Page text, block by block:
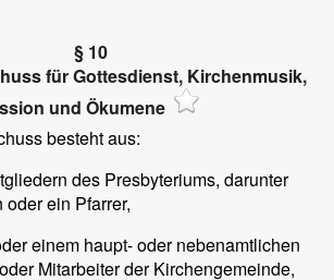
§ 10
für Gottesdienst, Kirchenmusik,
und Ökumene
besteht aus:
des Presbyteriums, darunter
ein Pfarrer,
einem haupt- oder nebenamtlichen
Mitarbeiter der Kirchengemeinde,